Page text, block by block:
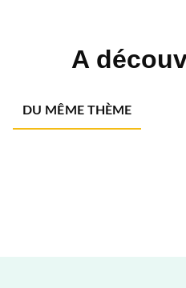
A
DU MÊME THÈME